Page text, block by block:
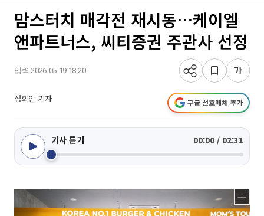
맘스터치 매각전 재시동…케이엘
앤파트너스, 씨티증권 주관사 선정
입력 2026-05-19 18:20
정회인 기자 구글 선호매체 추가
기사 듣기 00:00 / 02:31